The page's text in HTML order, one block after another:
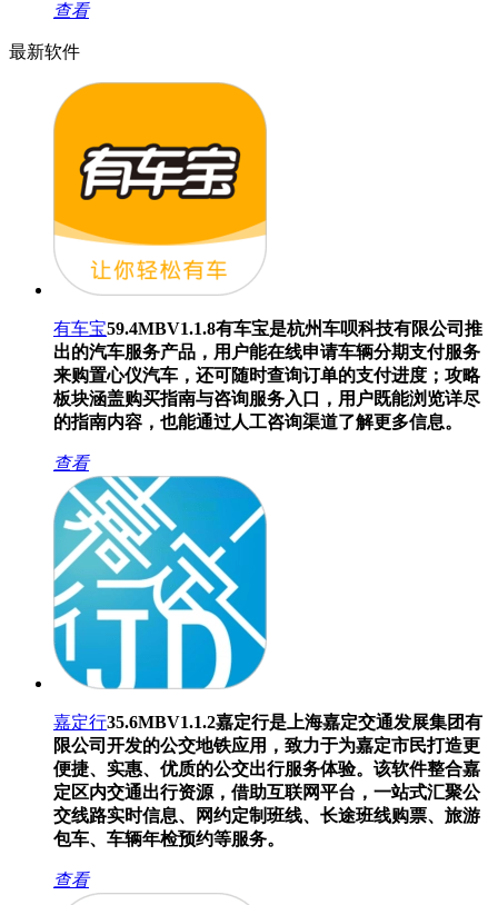
查看
最新软件
有车宝59.4MBV1.1.8有车宝是杭州车呗科技有限公司推
出的汽车服务产品，用户能在线申请车辆分期支付服务
来购置心仪汽车，还可随时查询订单的支付进度；攻略
板块涵盖购买指南与咨询服务入口，用户既能浏览详尽
的指南内容，也能通过人工咨询渠道了解更多信息。
查看
嘉定行35.6MBV1.1.2嘉定行是上海嘉定交通发展集团有
限公司开发的公交地铁应用，致力于为嘉定市民打造更
便捷、实惠、优质的公交出行服务体验。该软件整合嘉
定区内交通出行资源，借助互联网平台，一站式汇聚公
交线路实时信息、网约定制班线、长途班线购票、旅游
包车、车辆年检预约等服务。
查看